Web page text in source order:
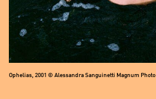
Ophelias, 2001 © Alessandra Sanguinetti Magnum Photo